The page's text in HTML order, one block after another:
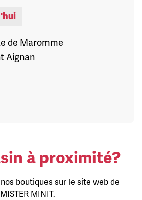
de Maromme
Aignan
à proximité?
boutiques sur le site web de
MISTER MINIT.